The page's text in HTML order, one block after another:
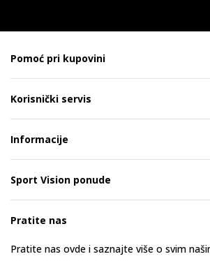
Pomoć pri kupovini
Korisnički servis
Informacije
Sport Vision ponude
Pratite nas
Pratite nas ovde i saznajte više o svim